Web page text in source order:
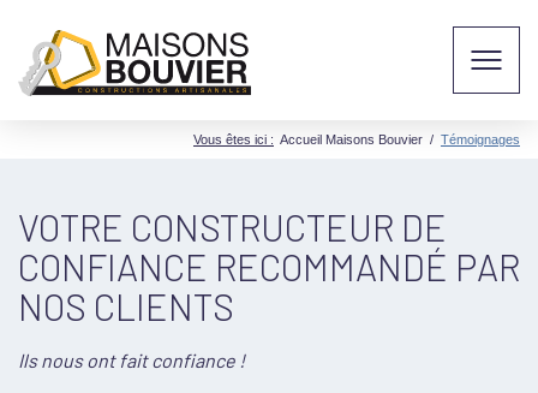
Vous êtes ici : Accueil Maisons Bouvier / Témoignages
VOTRE CONSTRUCTEUR DE
CONFIANCE RECOMMANDÉ PAR
NOS CLIENTS
Ils nous ont fait confiance !